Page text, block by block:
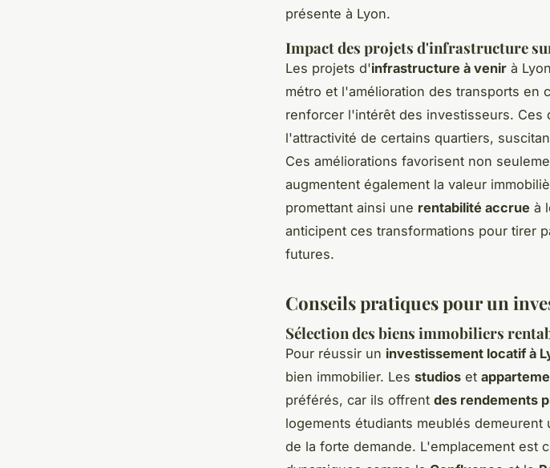
présente à Lyon.
Impact des projets d'infrastructure
Les projets d'infrastructure à venir à
métro et l'amélioration des transports en
renforcer l'intérêt des investisseurs. Ces
l'attractivité de certains quartiers,
Ces améliorations favorisent non
augmentent également la valeur
promettant ainsi une rentabilité accrue à
anticipent ces transformations pour tirer
futures.
Conseils pratiques pour un
Sélection des biens immobiliers
Pour réussir un investissement locatif à
bien immobilier. Les studios et
préférés, car ils offrent des rendements
logements étudiants meublés
de la forte demande. L'emplacement est